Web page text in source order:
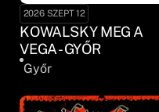
2026 SZEPT 12
KOWALSKY MEG A
VEGA - GYŐR
Győr